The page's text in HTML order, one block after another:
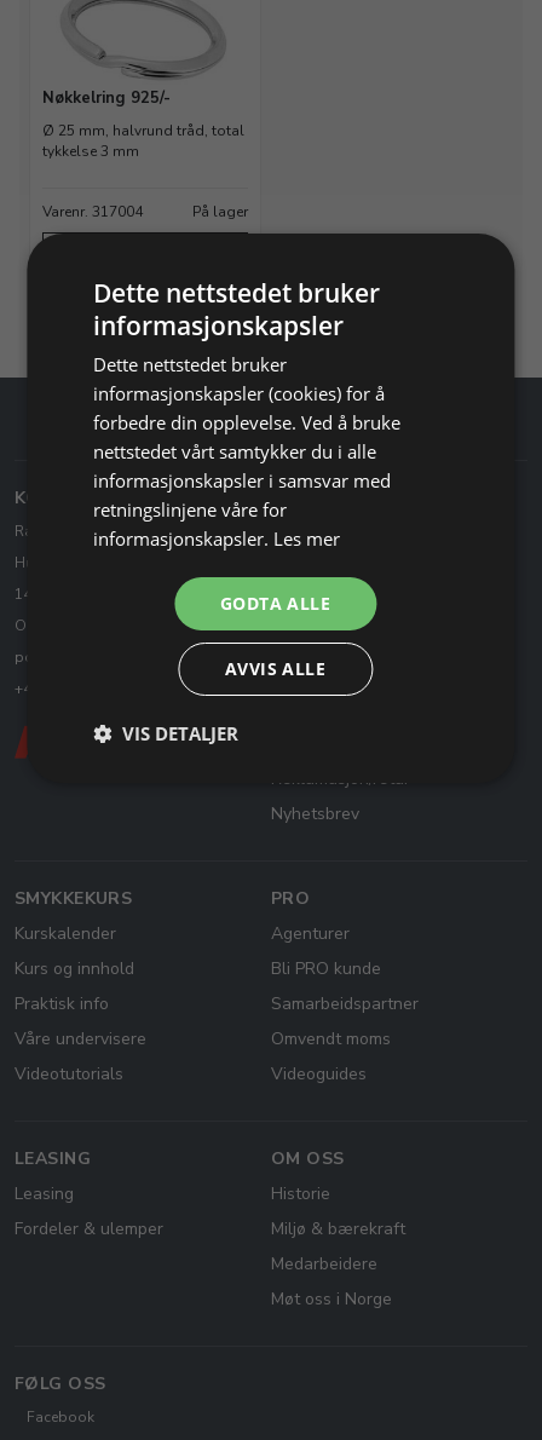
Nøkkelring 925/-
Ø 25 mm, halvrund tråd, total
tykkelse 3 mm
Varenr. 317004 På lager
Du har sett 1 varer av 1
KONTAKT OSS
Ravstedhus - Edeltek AS
Husvikveien 14, 1 etasje
1443 Drøbak Norge
Org: 985 134 774
post@ravstedhus.no
+47 6983 7555
Kontakt oss
Åpningsinfo & helligdager
Slik handler du
Handelsbetingelser
Reklamasjon/retur
Nyhetsbrev
SMYKKEKURS
Kurskalender
Kurs og innhold
Praktisk info
Våre undervisere
Videotutorials
PRO
Agenturer
Bli PRO kunde
Samarbeidspartner
Omvendt moms
Videoguides
LEASING
Leasing
Fordeler & ulemper
OM OSS
Historie
Miljø & bærekraft
Medarbeidere
Møt oss i Norge
FØLG OSS
Facebook
Dette nettstedet bruker
informasjonskapsler
Dette nettstedet bruker
informasjonskapsler (cookies) for å
forbedre din opplevelse. Ved å bruke
nettstedet vårt samtykker du i alle
informasjonskapsler i samsvar med
retningslinjene våre for
informasjonskapsler. Les mer
GODTA ALLE
AVVIS ALLE
VIS DETALJER